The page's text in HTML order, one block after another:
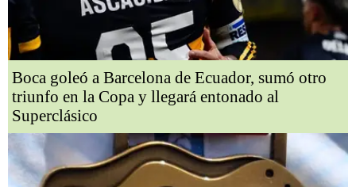
Boca goleó a Barcelona de Ecuador, sumó otro
triunfo en la Copa y llegará entonado al
Superclásico